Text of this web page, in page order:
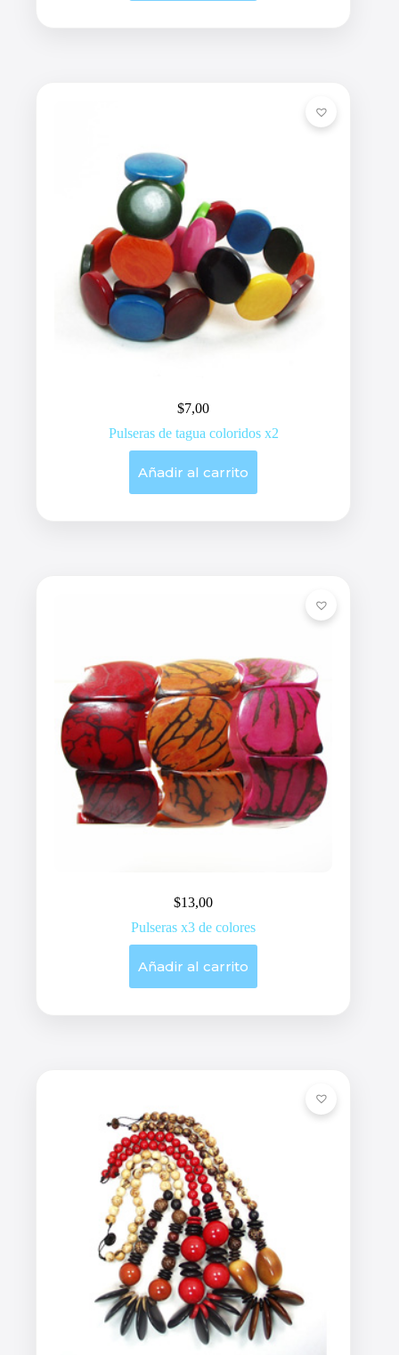
$7,00
Pulseras de tagua coloridos x2
Añadir al carrito
$13,00
Pulseras x3 de colores
Añadir al carrito